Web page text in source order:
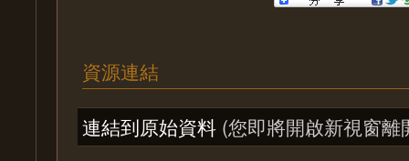
資源連結
連結到原始資料 (您即將開啟新視窗離